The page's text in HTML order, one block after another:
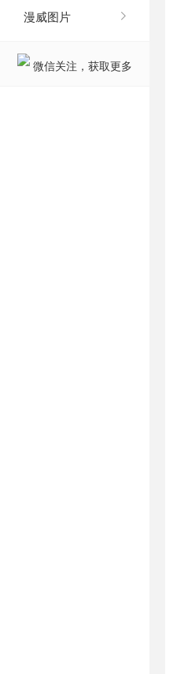
漫威图片
微信关注，获取更多